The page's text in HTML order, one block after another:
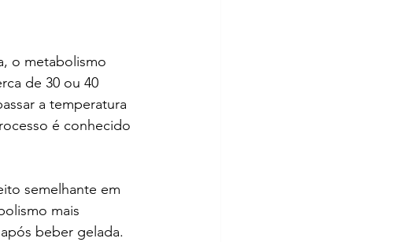
o metabolismo
de 30 ou 40
a temperatura
é conhecido
semelhante em
mais
beber gelada.